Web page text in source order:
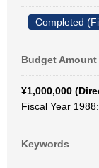
Completed
Budget Amount
¥1,000,000
Fiscal Year
Keywords